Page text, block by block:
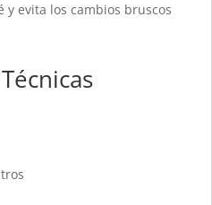
y evita los cambios bruscos